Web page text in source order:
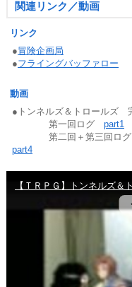
関連リンク／動画
リンク
●冒険企画局
●フライングバッファロー
動画
●トンネルズ＆トロールズ
第一回ログpart1
第二回＋第三回ロ
part4